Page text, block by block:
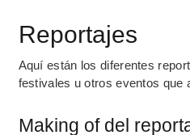
Reportajes
Aquí están los diferentes
festivales u otros eventos que
Making of del